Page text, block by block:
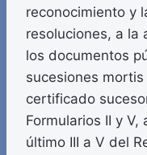
reconocimiento y
resoluciones, a la
los documentos
sucesiones
certificado
Formularios II y
último III a V del